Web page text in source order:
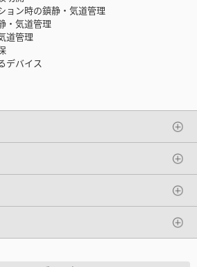
ン時の鎮静・気道管理
・気道管理
道管理
デバイス